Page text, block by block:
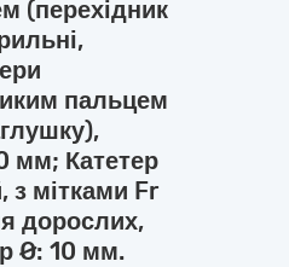
(перехідник
пальцем
мм; Катетер
мітками Fr
дорослих,
Ø: 10 мм.